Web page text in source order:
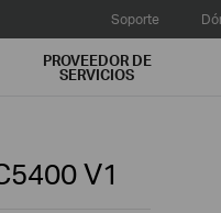
Soporte
PROVEEDOR DE
SERVICIOS
V1